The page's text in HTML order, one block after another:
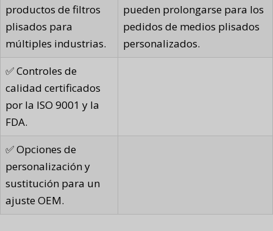
productos de filtros
plisados para
múltiples industrias.
pueden prolongarse para los
pedidos de medios plisados
personalizados.
✅ Controles de
calidad certificados
por la ISO 9001 y la
FDA.
✅ Opciones de
personalización y
sustitución para un
ajuste OEM.